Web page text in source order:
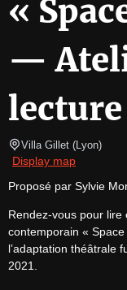
«
—
Villa Gillet (Lyon)
Display map
Proposé par Sylvie
Rendez-vous pour lire
contemporain «
l’adaptation théâtrale
2021.